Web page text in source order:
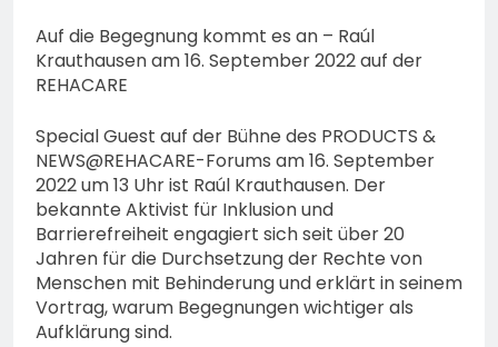
Auf die Begegnung kommt es an – Raúl
Krauthausen am 16. September 2022 auf der
REHACARE
Special Guest auf der Bühne des PRODUCTS &
NEWS@REHACARE-Forums am 16. September
2022 um 13 Uhr ist Raúl Krauthausen. Der
bekannte Aktivist für Inklusion und
Barrierefreiheit engagiert sich seit über 20
Jahren für die Durchsetzung der Rechte von
Menschen mit Behinderung und erklärt in seinem
Vortrag, warum Begegnungen wichtiger als
Aufklärung sind.